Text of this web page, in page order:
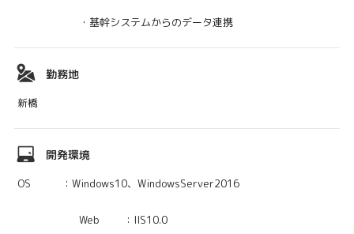
・基幹システムからのデータ連携
勤務地
新橋
開発環境
OS ：Windows10、WindowsServer2016
Web ：IIS10.0